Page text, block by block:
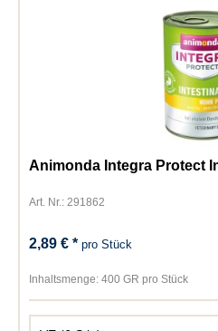
Animonda Integra Protect
Art. Nr.: 291862
2,89 € *pro Stück
Inhaltsmenge: 400 GR pro Stück